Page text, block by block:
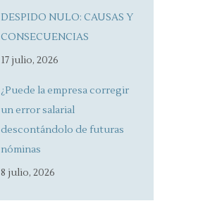
DESPIDO NULO: CAUSAS Y
CONSECUENCIAS
17 julio, 2026
¿Puede la empresa corregir
un error salarial
descontándolo de futuras
nóminas
8 julio, 2026